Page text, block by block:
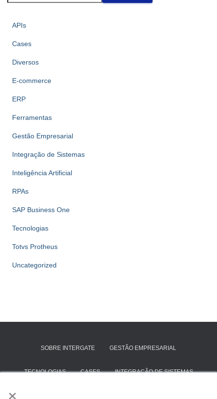
×
APIs
Cases
Diversos
E-commerce
ERP
Ferramentas
Gestão Empresarial
Integração de Sistemas
Inteligência Artificial
RPAs
SAP Business One
Tecnologias
Totvs Protheus
Uncategorized
SOBRE INTERGATE GESTÃO EMPRESARIAL
TECNOLOGIAS CASES INTEGRAÇÃO DE SISTEMAS